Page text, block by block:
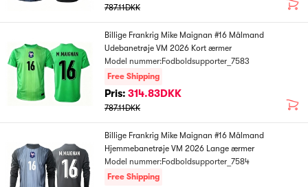
787.11DKK
Billige Frankrig Mike Maignan #16 Målmand
Udebanetrøje VM 2026 Kort ærmer
Model nummer:Fodboldsupporter_7583
Free Shipping
Pris: 314.83DKK
787.11DKK
Billige Frankrig Mike Maignan #16 Målmand
Hjemmebanetrøje VM 2026 Lange ærmer
Model nummer:Fodboldsupporter_7584
Free Shipping